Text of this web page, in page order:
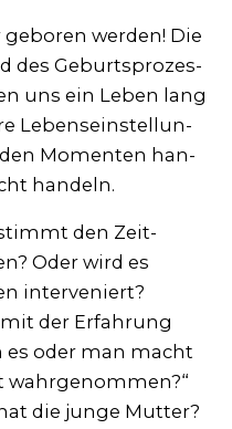
wer­den! Die
des Geburts­pro­zes­
uns ein Leben lang
Lebens­ein­stel­lun­
Momen­ten han­
han­deln.
den Zeit­
Oder wird es
inter­ve­niert?
der Erfah­rung
es oder man macht
wahr­ge­nom­men?“
die jun­ge Mut­ter?